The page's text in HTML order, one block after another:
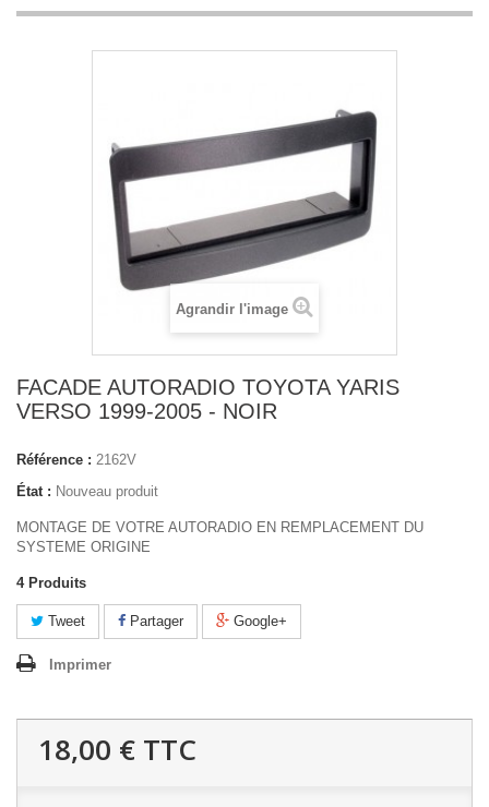
Agrandir l'image
FACADE AUTORADIO TOYOTA YARIS
VERSO 1999-2005 - NOIR
Référence : 2162V
État : Nouveau produit
MONTAGE DE VOTRE AUTORADIO EN REMPLACEMENT DU
SYSTEME ORIGINE
4 Produits
Tweet Partager Google+
Imprimer
18,00 € TTC